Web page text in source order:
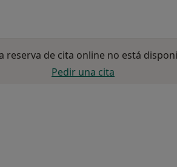
reserva de cita online no está
Pedir una cita